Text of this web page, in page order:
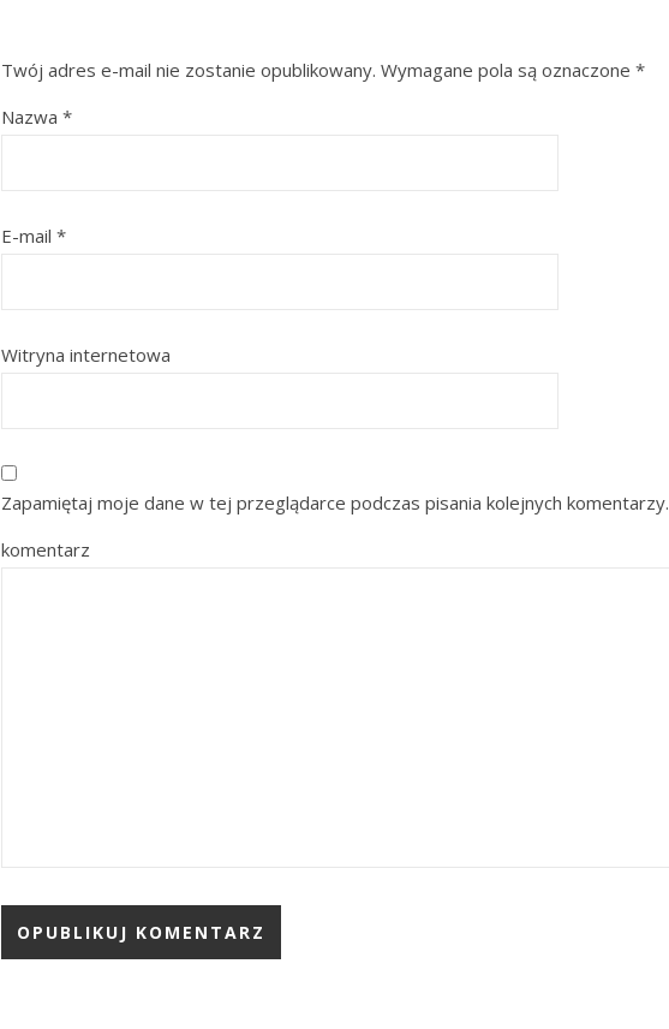
Twój adres e-mail nie zostanie opublikowany. Wymagane pola są oznaczone *
Nazwa *
E-mail *
Witryna internetowa
Zapamiętaj moje dane w tej przeglądarce podczas pisania kolejnych komentarzy.
komentarz